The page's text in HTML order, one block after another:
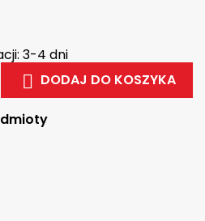
3-4 dni
 DODAJ DO KOSZYKA